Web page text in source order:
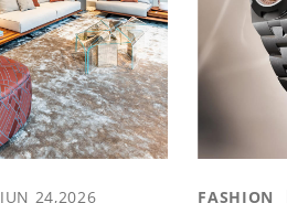
JUN 24,2026 FASHION